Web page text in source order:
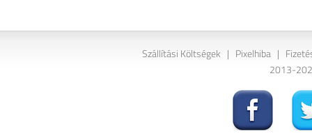
Szállítási Költségek | Pixelhiba |
2013-